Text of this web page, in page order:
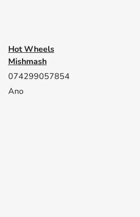
Hot Wheels
Mishmash
074299057854
Ano